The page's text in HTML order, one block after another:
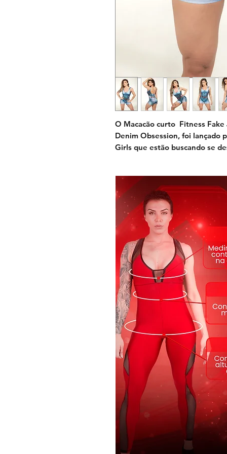
O Macacão curto Fitness Fake
Denim Obsession, foi lançado
Girls que estão buscando se
(que não marca) e valoriza as
tachas. Conta com Muscle
ajustar ao seu shape, além
ultrarrealistas em 3D.
Easy Care®. Possui forro no
Nosso macacão é fabricado
perder a alta resolução da
tempo. É aquele macacão
"luva". É a peça que destaca
único para o seu dia.
Tecnologia: Tem Proteção FPS
efeitos nocivos dos raios UVa
maior durabilidade, contando
segurança e sustentação.
elasticidade junto ao tecido e
• Tecido: Poliéster
• Estampado
• Modelagem anatômica
• Visual único
• Modelo veste G
• Composição: 85% Poliéster